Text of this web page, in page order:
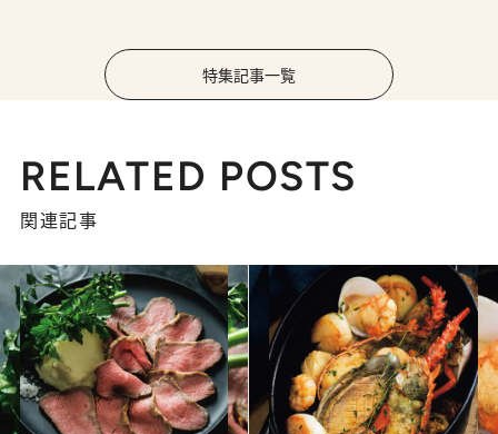
特集記事一覧
RELATED POSTS
関連記事